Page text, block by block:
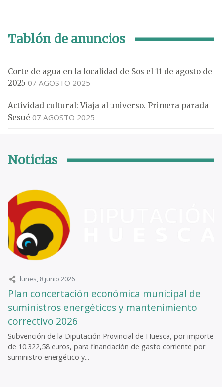
Tablón de anuncios
Corte de agua en la localidad de Sos el 11 de agosto de
2025 07 AGOSTO 2025
Actividad cultural: Viaja al universo. Primera parada
Sesué 07 AGOSTO 2025
Noticias
lunes, 8 junio 2026
Plan concertación económica municipal de
suministros energéticos y mantenimiento
correctivo 2026
Subvención de la Diputación Provincial de Huesca, por importe
de 10.322,58 euros, para financiación de gasto corriente por
suministro energético y...